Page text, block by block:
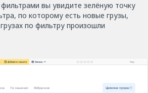
вы увидите зелёную точку
по которому есть новые грузы,
по фильтру произошли